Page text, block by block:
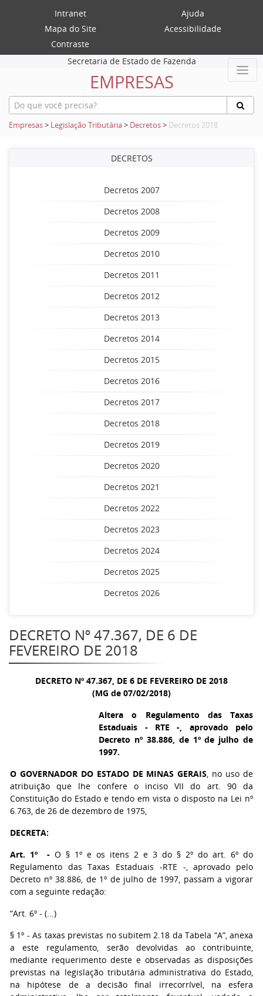
Intranet
Ajuda
Mapa do Site
Acessibilidade
Contraste
Secretaria de Estado de Fazenda
EMPRESAS
Empresas> Legislação Tributária> Decretos> Decretos 2018
DECRETOS
Decretos 2007
Decretos 2008
Decretos 2009
Decretos 2010
Decretos 2011
Decretos 2012
Decretos 2013
Decretos 2014
Decretos 2015
Decretos 2016
Decretos 2017
Decretos 2018
Decretos 2019
Decretos 2020
Decretos 2021
Decretos 2022
Decretos 2023
Decretos 2024
Decretos 2025
Decretos 2026
DECRETO Nº 47.367, DE 6 DE
FEVEREIRO DE 2018
DECRETO Nº 47.367, DE 6 DE FEVEREIRO DE 2018
(MG de 07/02/2018)
Altera o Regulamento das Taxas
Estaduais - RTE -, aprovado pelo
Decreto nº 38.886, de 1º de julho de
1997.
O GOVERNADOR DO ESTADO DE MINAS GERAIS, no uso de
atribuição que lhe confere o inciso VII do art. 90 da
Constituição do Estado e tendo em vista o disposto na Lei nº
6.763, de 26 de dezembro de 1975,
DECRETA:
Art. 1º - O § 1º e os itens 2 e 3 do § 2º do art. 6º do
Regulamento das Taxas Estaduais -RTE -, aprovado pelo
Decreto nº 38.886, de 1º de julho de 1997, passam a vigorar
com a seguinte redação:
“Art. 6º - (...)
§ 1º - As taxas previstas no subitem 2.18 da Tabela “A”, anexa
a este regulamento, serão devolvidas ao contribuinte,
mediante requerimento deste e observadas as disposições
previstas na legislação tributária administrativa do Estado,
na hipótese de a decisão final irrecorrível, na esfera